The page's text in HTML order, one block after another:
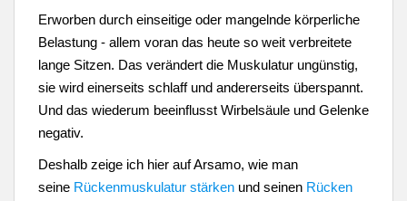
Erworben durch einseitige oder mangelnde körperliche
Belastung - allem voran das heute so weit verbreitete
lange Sitzen. Das verändert die Muskulatur ungünstig,
sie wird einerseits schlaff und andererseits überspannt.
Und das wiederum beeinflusst Wirbelsäule und Gelenke
negativ.
Deshalb zeige ich hier auf Arsamo, wie man
seine Rückenmuskulatur stärken und seinen Rücken